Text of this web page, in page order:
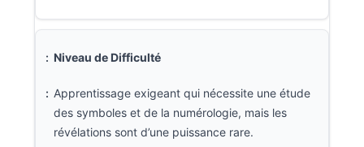
Niveau de Difficulté
Apprentissage exigeant qui nécessite une étude
des symboles et de la numérologie, mais les
révélations sont d’une puissance rare.